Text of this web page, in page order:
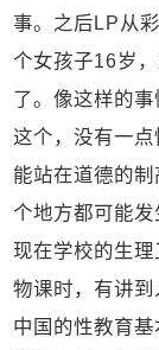
事。之后LP从
个女孩子16岁
了。像这样的
这个，没有一
能站在道德的
个地方都可能发
现在学校的生
物课时，有讲到
中国的性教育